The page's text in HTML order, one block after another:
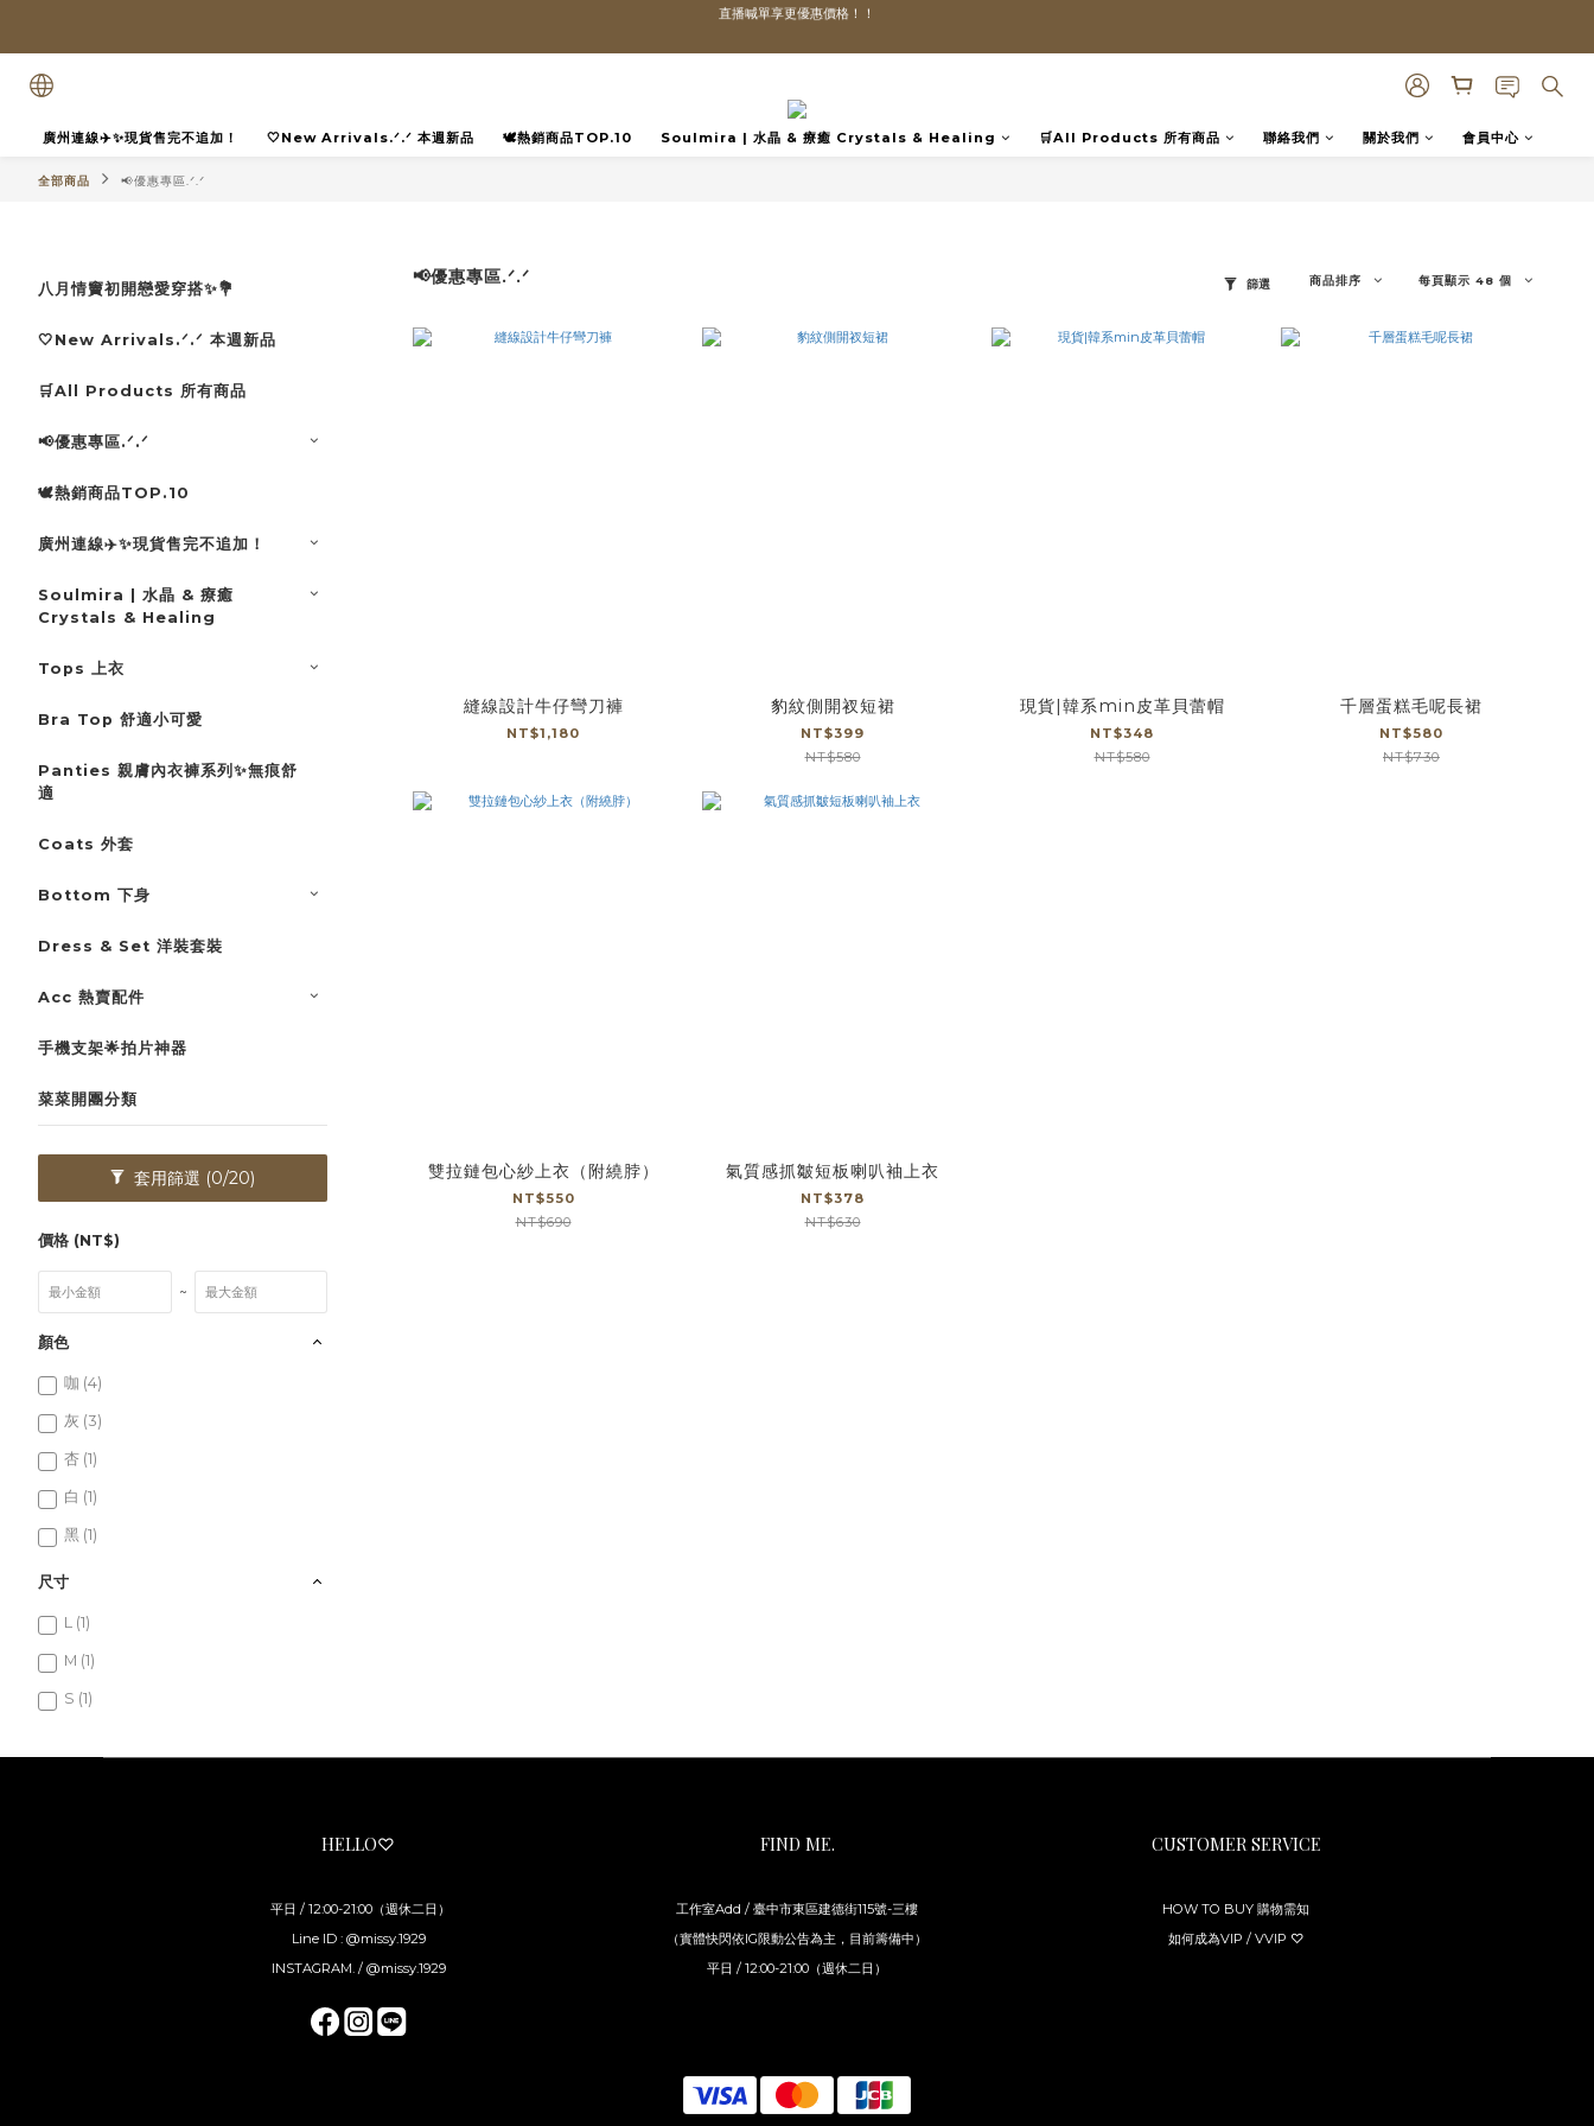
全館滿$1300即可享「免運」♡♡
廣州連線✈️✨現貨售完不追加！ 🤍New Arrivals.ᐟ.ᐟ 本週新品 🕊️熱銷商品TOP.10 Soulmira | 水晶 & 療癒 Crystals & Healing 🛒All Products 所有商品 聯絡我們 關於我們 會員中心
全部商品 📢優惠專區.ᐟ.ᐟ
八月情竇初開戀愛穿搭✨💐
🤍New Arrivals.ᐟ.ᐟ 本週新品
🛒All Products 所有商品
📢優惠專區.ᐟ.ᐟ
🕊️熱銷商品TOP.10
廣州連線✈️✨現貨售完不追加！
Soulmira | 水晶 & 療癒
Crystals & Healing
Tops 上衣
Bra Top 舒適小可愛
Panties 親膚內衣褲系列✨無痕舒
適
Coats 外套
Bottom 下身
Dress & Set 洋裝套裝
Acc 熱賣配件
手機支架🌟拍片神器
菜菜開團分類
套用篩選 (0/20)
價格 (NT$)
~
顏色
咖 (4)
灰 (3)
杏 (1)
白 (1)
黑 (1)
尺寸
L (1)
M (1)
S (1)
📢優惠專區.ᐟ.ᐟ 篩選 商品排序 每頁顯示 48 個
縫線設計牛仔彎刀褲
NT$1,180
豹紋側開衩短裙
NT$399
NT$580
現貨|韓系min皮革貝蕾帽
NT$348
NT$580
千層蛋糕毛呢長裙
NT$580
NT$730
雙拉鏈包心紗上衣（附繞脖）
NT$550
NT$690
氣質感抓皺短板喇叭袖上衣
NT$378
NT$630
HELLO♡
平日 / 12:00-21:00（週休二日）
Line ID : @missy.1929
INSTAGRAM. / @missy.1929
FIND ME.
工作室Add / 臺中市東區建德街115號-三樓
（實體快閃依IG限動公告為主，目前籌備中）
平日 / 12:00-21:00（週休二日）
CUSTOMER SERVICE
HOW TO BUY 購物需知
如何成為VIP / VVIP ♡